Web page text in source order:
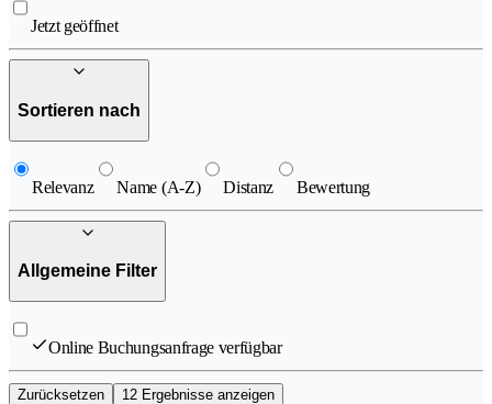
Jetzt geöffnet
Sortieren nach
Relevanz Name (A-Z) Distanz Bewertung
Allgemeine Filter
Online Buchungsanfrage verfügbar
Zurücksetzen 12 Ergebnisse anzeigen